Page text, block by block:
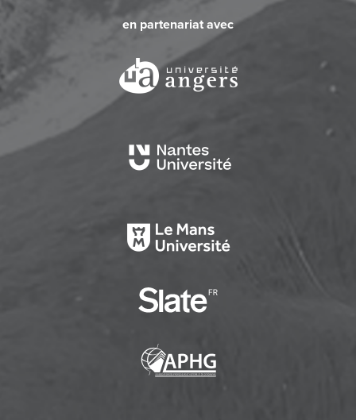
en partenariat avec